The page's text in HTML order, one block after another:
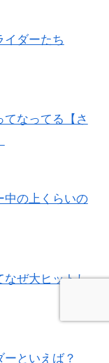
イダーたち
なってる【さ
中の上くらいの
なぜ大ヒットし
といえば？